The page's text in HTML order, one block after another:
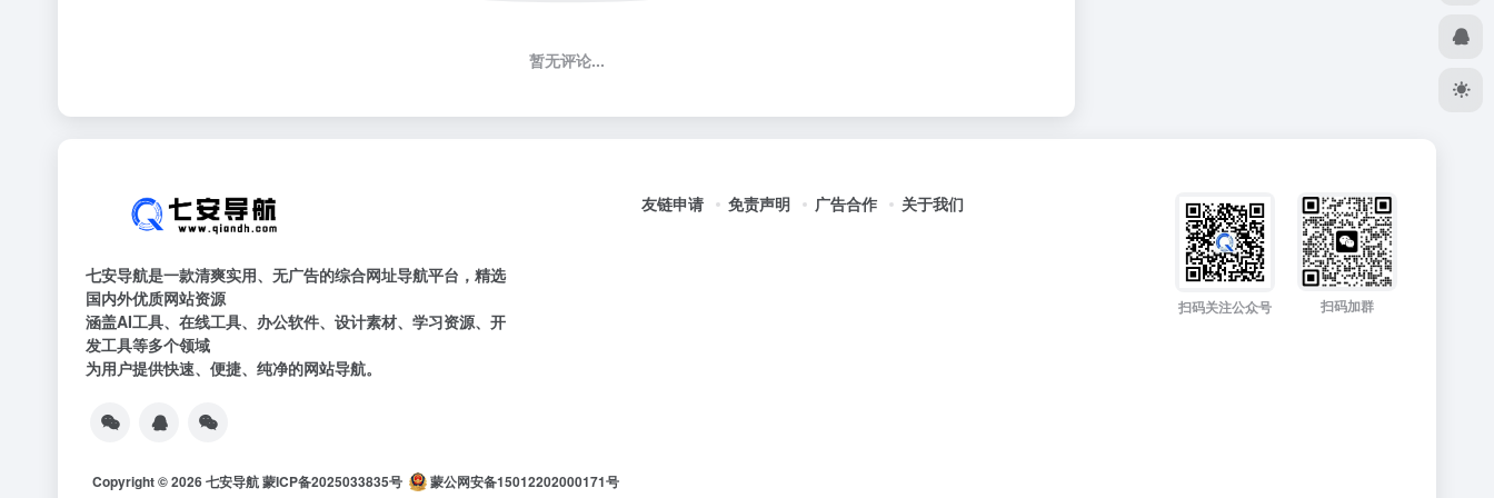
暂无评论...
七安导航是一款清爽实用、无广告的综合网址导航平台，精选
国内外优质网站资源
涵盖AI工具、在线工具、办公软件、设计素材、学习资源、开
发工具等多个领域
为用户提供快速、便捷、纯净的网站导航。
友链申请 免责声明 广告合作 关于我们
扫码关注公众号 扫码加群
Copyright © 2026七安导航蒙ICP备2025033835号 蒙公网安备15012202000171号